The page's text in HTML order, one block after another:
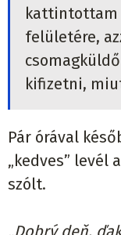
kattintottam
felületére,
kifizetni,
Pár órával
„kedves” levél
szólt.